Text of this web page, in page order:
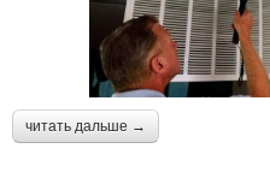
читать дальше →